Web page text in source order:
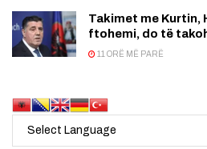
Takimet me Kurtin,
ftohemi, do të
11 ORË MË PARË